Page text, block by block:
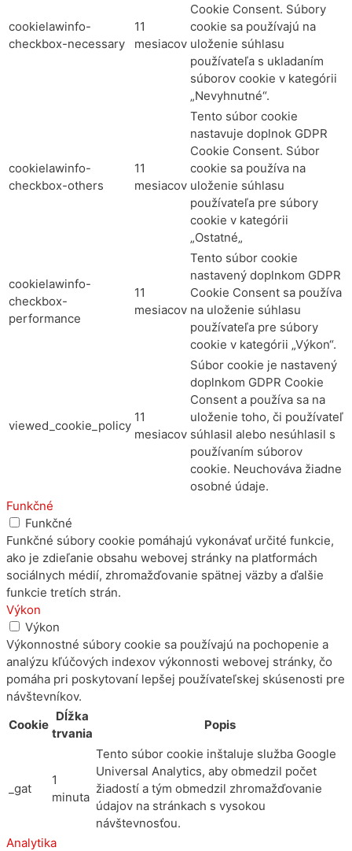
cookielawinfo-
checkbox-necessary
11
mesiacov
Cookie Consent. Súbory
cookie sa používajú na
uloženie súhlasu
používateľa s ukladaním
súborov cookie v kategórii
„Nevyhnutné“.
cookielawinfo-
checkbox-others
11
mesiacov
Tento súbor cookie
nastavuje doplnok GDPR
Cookie Consent. Súbor
cookie sa používa na
uloženie súhlasu
používateľa pre súbory
cookie v kategórii
„Ostatné„
cookielawinfo-
checkbox-
performance
11
mesiacov
Tento súbor cookie
nastavený doplnkom GDPR
Cookie Consent sa používa
na uloženie súhlasu
používateľa pre súbory
cookie v kategórii „Výkon“.
viewed_cookie_policy
11
mesiacov
Súbor cookie je nastavený
doplnkom GDPR Cookie
Consent a používa sa na
uloženie toho, či používateľ
súhlasil alebo nesúhlasil s
používaním súborov
cookie. Neuchováva žiadne
osobné údaje.
Funkčné
Funkčné
Funkčné súbory cookie pomáhajú vykonávať určité funkcie,
ako je zdieľanie obsahu webovej stránky na platformách
sociálnych médií, zhromažďovanie spätnej väzby a ďalšie
funkcie tretích strán.
Výkon
Výkon
Výkonnostné súbory cookie sa používajú na pochopenie a
analýzu kľúčových indexov výkonnosti webovej stránky, čo
pomáha pri poskytovaní lepšej používateľskej skúsenosti pre
návštevníkov.
Cookie
Dĺžka
trvania
Popis
_gat
1
minuta
Tento súbor cookie inštaluje služba Google
Universal Analytics, aby obmedzil počet
žiadostí a tým obmedzil zhromažďovanie
údajov na stránkach s vysokou
návštevnosťou.
Analytika